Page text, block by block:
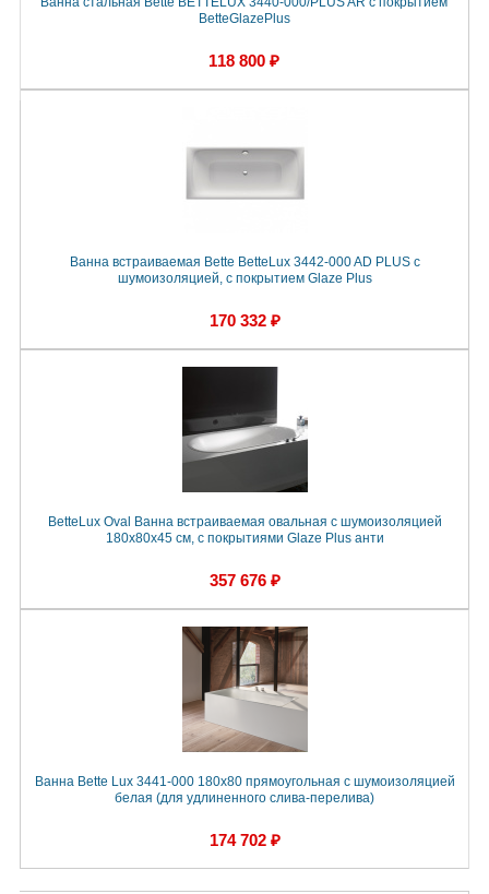
BetteGlazePlus
118 800 ₽
Ванна встраиваемая Bette BetteLux 3442-000 AD PLUS с
шумоизоляцией, с покрытием Glaze Plus
170 332 ₽
BetteLux Oval Ванна встраиваемая овальная с шумоизоляцией
180x80x45 см, с покрытиями Glaze Plus анти
357 676 ₽
Ванна Bette Lux 3441-000 180x80 прямоугольная с шумоизоляцией
белая (для удлиненного слива-перелива)
174 702 ₽